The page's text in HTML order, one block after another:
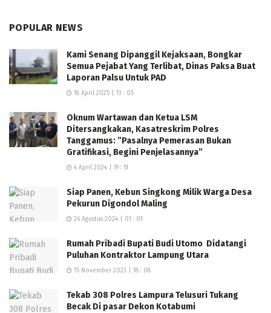
POPULAR NEWS
Kami Senang Dipanggil Kejaksaan, Bongkar
Semua Pejabat Yang Terlibat, Dinas Paksa Buat
Laporan Palsu Untuk PAD
18 April 2025 | 13 : 05
Oknum Wartawan dan Ketua LSM
Ditersangkakan, Kasatreskrim Polres
Tanggamus: ”Pasalnya Pemerasan Bukan
Gratifikasi, Begini Penjelasannya”
4 April 2024 | 19 : 51
Siap Panen, Kebun Singkong Milik Warga Desa
Pekurun Digondol Maling
26 Agustus 2024 | 01 : 01
Rumah Pribadi Bupati Budi Utomo Didatangi
Puluhan Kontraktor Lampung Utara
15 November 2023 | 18 : 08
Tekab 308 Polres Lampura Telusuri Tukang
Becak Di pasar Dekon Kotabumi